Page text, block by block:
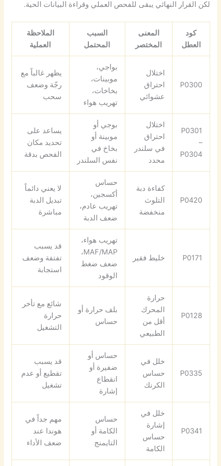
لكن القرار النهائي يبقى للفحص العملي وقراءة البيانات الحية.
كود
العطل
المعنى
المختصر
السبب
المحتمل
الملاحظة
العملية
P0300
اختلال
احتراق
عشوائي
بواجي،
موبينات،
بخاخات،
تهريب هواء
يظهر غالباً مع
رجّة وضعف
سحب
P0301
–
P0304
اختلال
احتراق
في سلندر
محدد
بوجي أو
موبينة أو
بخاخ في
نفس السلندر
يساعد على
تحديد مكان
الفحص بدقة
P0420
كفاءة دبة
التلوث
منخفضة
حساس
أكسجين،
تهريب عادم،
ضعف الدبة
لا يعني دائماً
تبديل الدبة
مباشرة
P0171 خليط فقير
تهريب هواء،
MAF/MAP،
ضعف ضغط
الوقود
قد يسبب
تفتفة وضعف
استجابة
P0128
حرارة
المحرك
أقل من
الطبيعي
بلف حرارة أو
حساس
شائع مع تأخر
حرارة
التشغيل
P0335
خلل في
حساس
الكرنك
حساس أو
ضفيرة أو
انقطاع
إشارة
قد يسبب
تقطيع أو عدم
تشغيل
P0341
خلل في
إشارة
حساس
الكامة
حساس
الكامة أو
التايمنج
مهم جداً في
هوندا عند
ضعف الأداء